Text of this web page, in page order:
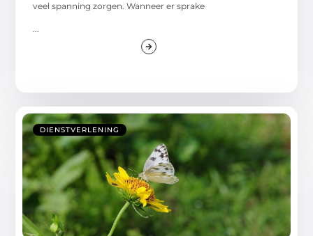
veel spanning zorgen. Wanneer er sprake
DIENSTVERLENING